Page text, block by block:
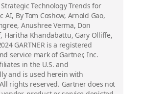
Strategic Technology Trends for
AI, By Tom Coshow, Arnold Gao,
Anushree Verma, Don
Haritha Khandabattu, Gary Olliffe,
GARTNER is a registered
service mark of Gartner, Inc.
in the U.S. and
and is used herein with
rights reserved. Gartner does not